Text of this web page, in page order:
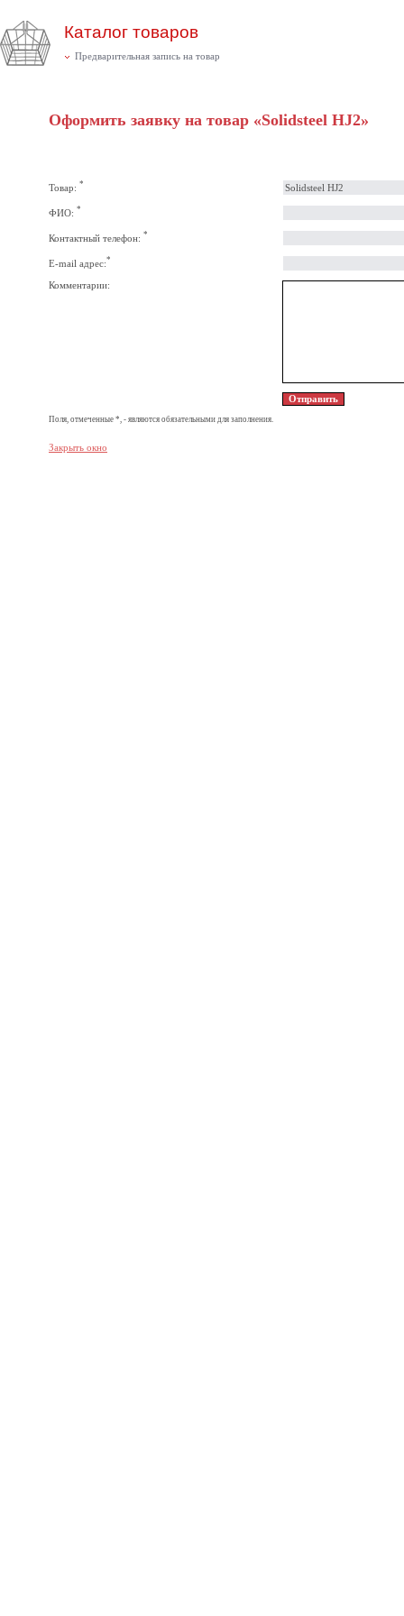
Каталог товаров
Предварительная запись на товар
Оформить заявку на товар «Solidsteel HJ2»
Товар: *
ФИО: *
Контактный телефон: *
E-mail адрес:*
Комментарии:
Поля, отмеченные *, - являются обязательными для заполнения.
Закрыть окно